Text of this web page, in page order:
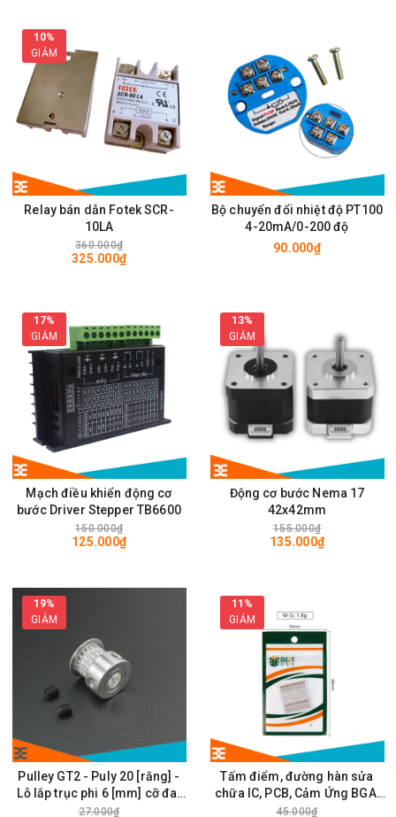
10%
GIẢM
Relay bán dẫn Fotek SCR-
10LA
360.000₫
325.000₫
Bộ chuyển đổi nhiệt độ PT100
4-20mA/0-200 độ
90.000₫
17%
GIẢM
Mạch điều khiển động cơ
bước Driver Stepper TB6600
150.000₫
125.000₫
13%
GIẢM
Động cơ bước Nema 17
42x42mm
155.000₫
135.000₫
19%
GIẢM
Pulley GT2 - Puly 20 [răng] -
Lỗ lắp trục phi 6 [mm] cỡ đai
rộng 6mm
27.000₫
11%
GIẢM
Tấm điểm, đường hàn sửa
chữa IC, PCB, Cảm Ứng BGA,
Vân Tay Điện Thoại, Pad - Best
45.000₫